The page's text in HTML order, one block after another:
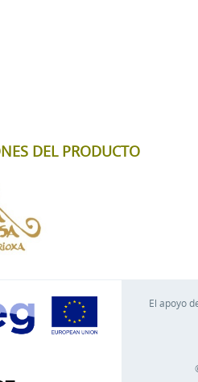
DEL PRODUCTO
El apoyo